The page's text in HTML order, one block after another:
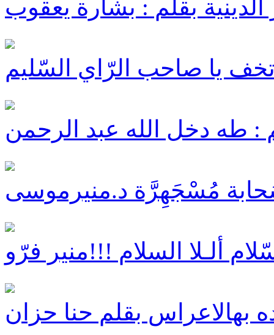
بقلم : بشارة يعقوب
يا صاحب الرّاي السّليم
: طه دخل الله عبد الرحمن
مُسْجَهِرَّة د.منيرموسى
ألـلا السلام !!!منير فرّو
بهالاعراس بقلم حنا حزان